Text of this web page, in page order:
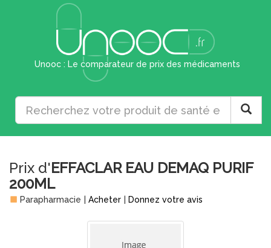
Unooc : Le comparateur de prix des médicaments
Prix d'EFFACLAR EAU DEMAQ PURIF
200ML
Parapharmacie Acheter Donnez votre avis